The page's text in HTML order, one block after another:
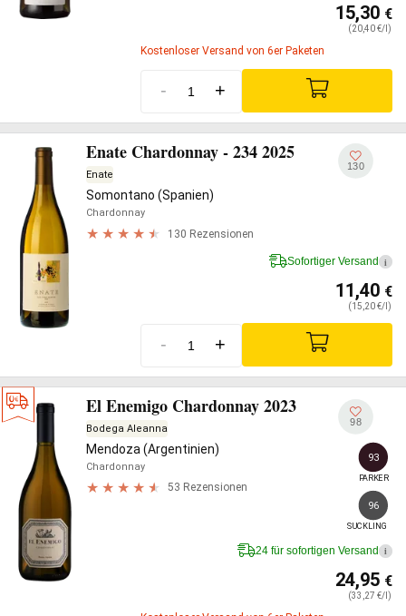
15,30 €
(20,40 €/l)
Kostenloser Versand von 6er Paketen
- +
Enate Chardonnay - 234 2025
Enate
Somontano (Spanien)
Chardonnay
130 Rezensionen
130
Sofortiger Versand i
11,40 €
(15,20 €/l)
- +
El Enemigo Chardonnay 2023
Bodega Aleanna
Mendoza (Argentinien)
Chardonnay
53 Rezensionen
98
93
PARKER
96
SUCKLING
24 für sofortigen Versand i
24,95 €
(33,27 €/l)